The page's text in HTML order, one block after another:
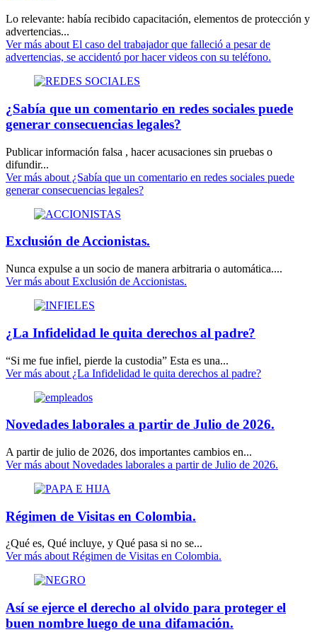
Lo relevante: había recibido capacitación, elementos de protección y
advertencias...
Ver más about El caso del trabajador que falleció a pesar de
advertencias, se accidentó por hacer videos con su teléfono.
¿Sabía que un comentario en redes sociales puede
generar consecuencias legales?
Publicar información falsa , hacer acusaciones sin pruebas o
difundir...
Ver más about ¿Sabía que un comentario en redes sociales puede
generar consecuencias legales?
Exclusión de Accionistas.
Nunca expulse a un socio de manera arbitraria o automática....
Ver más about Exclusión de Accionistas.
¿La Infidelidad le quita derechos al padre?
“Si me fue infiel, pierde la custodia” Esta es una...
Ver más about ¿La Infidelidad le quita derechos al padre?
Novedades laborales a partir de Julio de 2026.
A partir de julio de 2026, dos importantes cambios en...
Ver más about Novedades laborales a partir de Julio de 2026.
Régimen de Visitas en Colombia.
¿Qué es, Qué incluye, y Qué pasa si no se...
Ver más about Régimen de Visitas en Colombia.
Así se ejerce el derecho al olvido para proteger el
buen nombre luego de una difamación.